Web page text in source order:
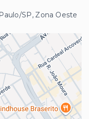
SP, Zona Oeste